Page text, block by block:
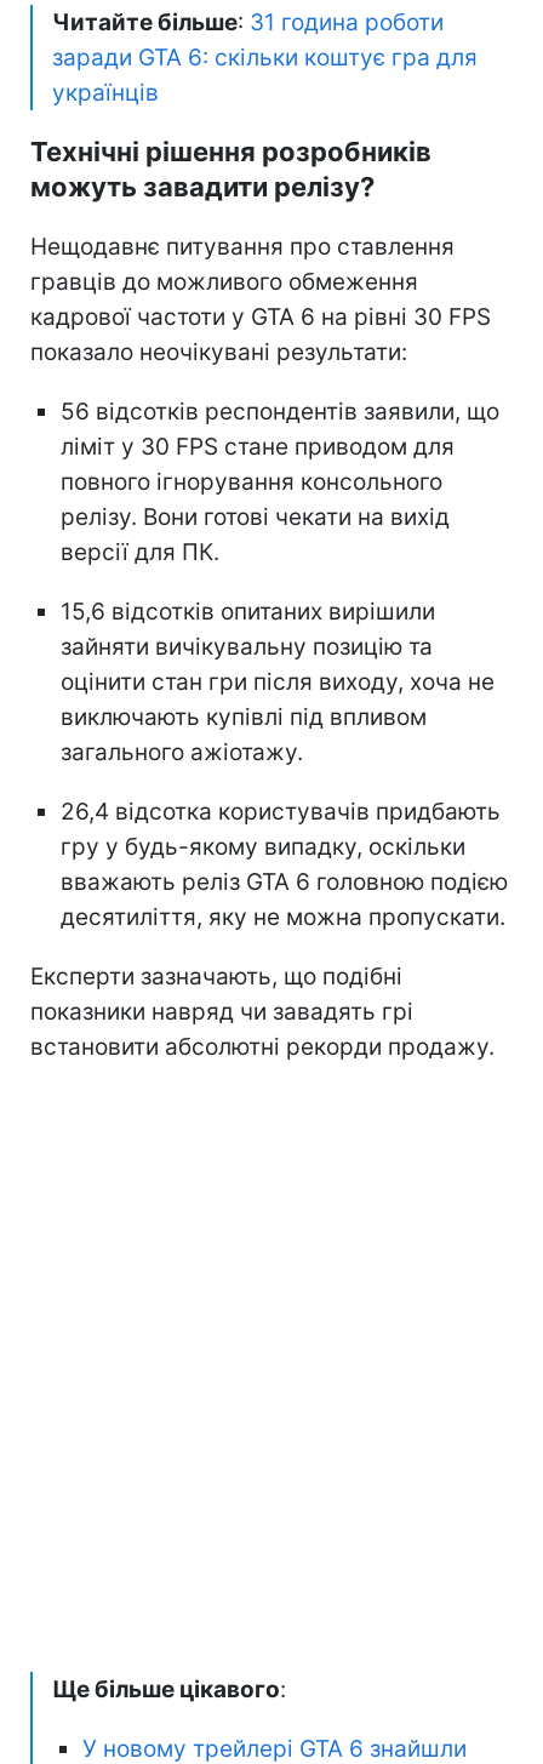
Читайте більше: 31 година роботи
заради GTA 6: скільки коштує гра для
українців
Технічні рішення розробників
можуть завадити релізу?
Нещодавнє питування про ставлення
гравців до можливого обмеження
кадрової частоти у GTA 6 на рівні 30 FPS
показало неочікувані результати:
56 відсотків респондентів заявили, що
ліміт у 30 FPS стане приводом для
повного ігнорування консольного
релізу. Вони готові чекати на вихід
версії для ПК.
15,6 відсотків опитаних вирішили
зайняти вичікувальну позицію та
оцінити стан гри після виходу, хоча не
виключають купівлі під впливом
загального ажіотажу.
26,4 відсотка користувачів придбають
гру у будь-якому випадку, оскільки
вважають реліз GTA 6 головною подією
десятиліття, яку не можна пропускати.
Експерти зазначають, що подібні
показники навряд чи завадять грі
встановити абсолютні рекорди продажу.
Ще більше цікавого:
У новому трейлері GTA 6 знайшли